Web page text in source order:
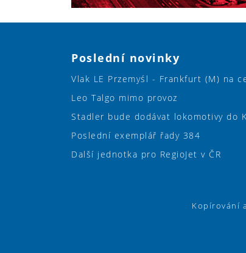
Poslední novinky
Vlak LE Przemyśl - Frankfurt (M) na
Leo Talgo mimo provoz
Stadler bude dodávat lokomotivy do
Poslední exemplář řady 384
Další jednotka pro RegioJet v ČR
Kopírování